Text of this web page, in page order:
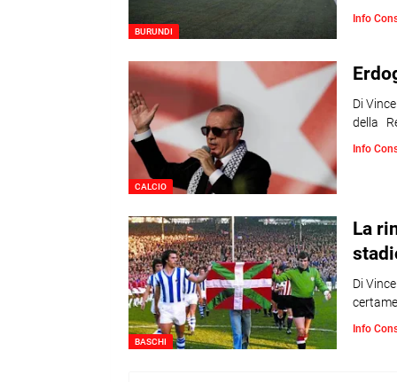
BURUNDI
Info
CALCIO
Di
della
Info
BASCHI
La
Di
Info